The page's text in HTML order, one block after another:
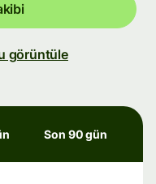
görüntüle
Son 90 gün